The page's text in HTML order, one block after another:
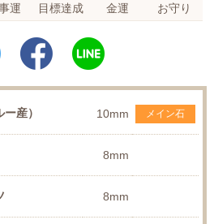
運 目標達成 金運 お守り
産） 10mm メイン石
8mm
8mm